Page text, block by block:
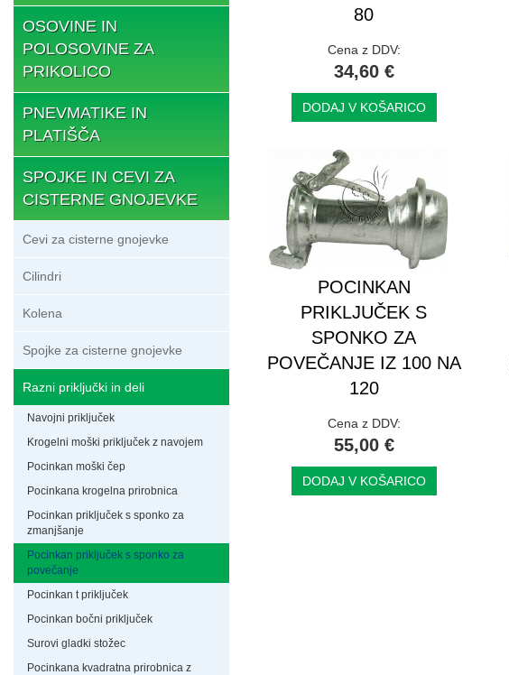
OSOVINE IN
POLOSOVINE ZA
PRIKOLICO
PNEVMATIKE IN
PLATIŠČA
SPOJKE IN CEVI ZA
CISTERNE GNOJEVKE
Cevi za cisterne gnojevke
Cilindri
Kolena
Spojke za cisterne gnojevke
Razni priključki in deli
Navojni priključek
Krogelni moški priključek z navojem
Pocinkan moški čep
Pocinkana krogelna prirobnica
Pocinkan priključek s sponko za
zmanjšanje
Pocinkan priključek s sponko za
povečanje
Pocinkan t priključek
Pocinkan bočni priključek
Surovi gladki stožec
Pocinkana kvadratna prirobnica z
80
Cena z DDV:
34,60 €
DODAJ V KOŠARICO
POCINKAN
PRIKLJUČEK S
SPONKO ZA
POVEČANJE IZ 100 NA
120
Cena z DDV:
55,00 €
DODAJ V KOŠARICO